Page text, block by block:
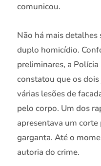
comunicou.
Não há mais detalhes
duplo homicídio.
preliminares, a
constatou que os
várias lesões de
pelo corpo. Um dos
apresentava um
garganta. Até o
autoria do crime.